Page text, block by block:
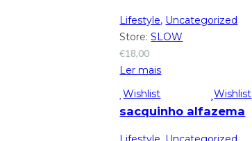
Lifestyle, Uncategorized
Store:SLOW
€18,00
Ler mais
Wishlist
Wishlist
sacquinho alfazema